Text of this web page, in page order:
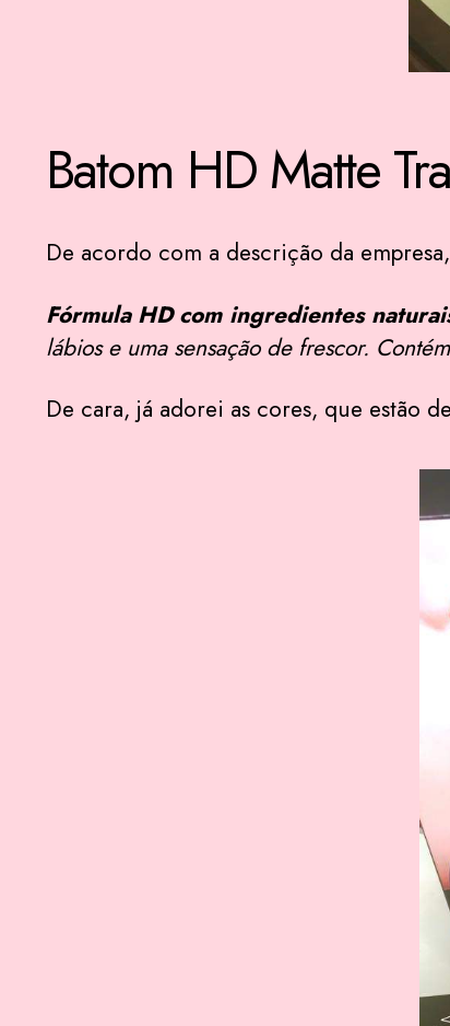
Batom HD Matte
De acordo com a descrição da
Fórmula HD com ingredientes
lábios e uma sensação de frescor.
De cara, já adorei as cores, que estão